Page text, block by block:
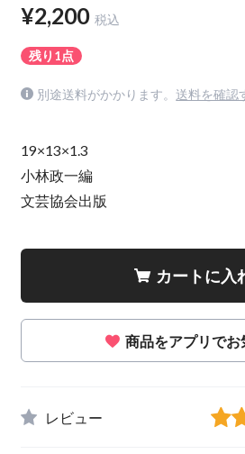
¥2,200 税込
残り1点
別途送料がかかります。 送料を確認
19×13×1.3
小林政一編
文芸協会出版
カートに入
商品をアプリでお
レビュー